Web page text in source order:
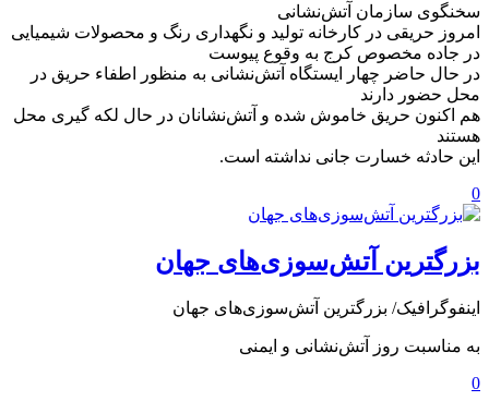
سخنگوی سازمان آتش‌نشانی
امروز حریقی در کارخانه تولید و نگهداری رنگ و محصولات شیمیایی
در جاده مخصوص کرج به وقوع پیوست
در حال حاضر چهار ایستگاه آتش‌نشانی به منظور اطفاء حریق در
محل حضور دارند
هم اکنون حریق خاموش شده و آتش‌نشانان در حال لکه گیری محل
هستند
این حادثه خسارت جانی نداشته است.
0
بزرگترین آتش‌سوزی‌های جهان
اینفوگرافیک/ بزرگترین آتش‌سوزی‌های جهان
به مناسبت روز آتش‌نشانی و ایمنی
0